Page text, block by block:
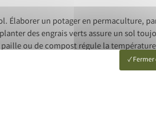
un potager en permaculture,
des engrais verts assure un sol
ou de compost régule la
Cela favorise une terre vivante et
De bonnes pratiques de jardinage,
permet un potager fertile et productif
Fermer